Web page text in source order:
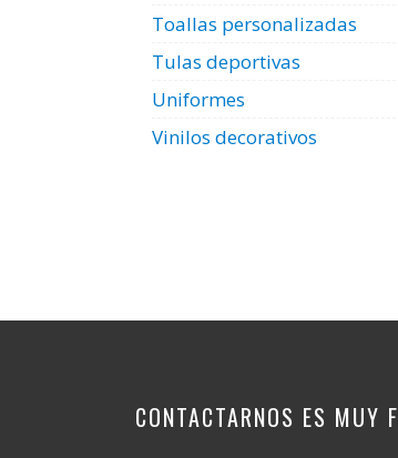
Toallas personalizadas
Tulas deportivas
Uniformes
Vinilos decorativos
CONTACTARNOS ES MUY